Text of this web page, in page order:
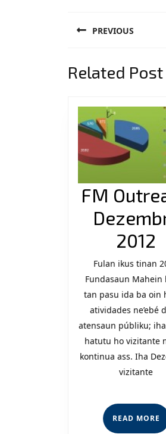
navigation
PREVIOUS
post:
Related Post
FM
2012
Fulan ikus tinan
Fundasaun Mahein
tan pasu ida ba oin
atividades ne’ebé
atensaun públiku; iha
hatutu ho vizitante
kontinua ass. Iha
vizitante
READ MORE